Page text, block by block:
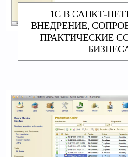
1С В САНКТ-
ВНЕДРЕНИЕ,
ПРАКТИЧЕСКИЕ
АЛИНА